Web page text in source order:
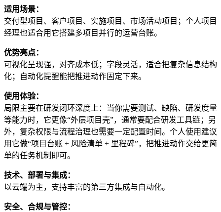
适用场景：
交付型项目、客户项目、实施项目、市场活动项目；个人项目
经理也适合用它搭建多项目并行的运营台账。
优势亮点：
可视化呈现强，对齐成本低；字段灵活，适合把复杂信息结构
化；自动化提醒能把推进动作固定下来。
使用体验：
局限主要在研发闭环深度上：当你需要测试、缺陷、研发度量
等能力时，它更像“外层项目壳”，通常要配合研发工具链；另
外，复杂权限与流程治理也需要一定配置时间。个人使用建议
用它做“项目台账 + 风险清单 + 里程碑”，把推进动作交给更简
单的任务机制即可。
技术、部署与集成：
以云端为主，支持丰富的第三方集成与自动化。
安全、合规与管控：